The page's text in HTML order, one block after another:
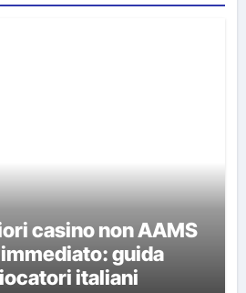
casino non AAMS
guida
italiani